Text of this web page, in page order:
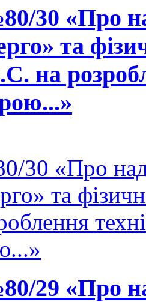
30 «Про
та
на
30 «Про
та
29 «Про